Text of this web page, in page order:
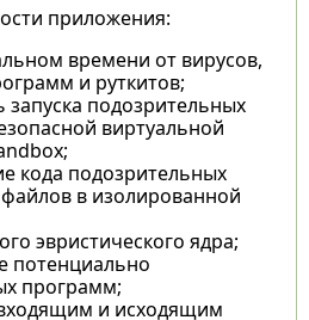
приложения:
времени от вирусов,
и руткитов;
подозрительных
виртуальной
кода подозрительных
в изолированной
эвристического ядра;
потенциально
программ;
и исходящим